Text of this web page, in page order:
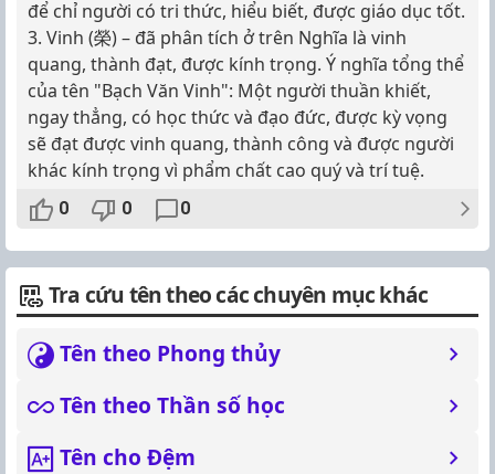
để chỉ người có tri thức, hiểu biết, được giáo dục tốt.
3. Vinh (榮) – đã phân tích ở trên Nghĩa là vinh
quang, thành đạt, được kính trọng. Ý nghĩa tổng thể
của tên "Bạch Văn Vinh": Một người thuần khiết,
ngay thẳng, có học thức và đạo đức, được kỳ vọng
sẽ đạt được vinh quang, thành công và được người
khác kính trọng vì phẩm chất cao quý và trí tuệ.
0 0 0
Tra cứu tên theo các chuyên mục khác
Tên theo Phong thủy
Tên theo Thần số học
Tên cho Đệm